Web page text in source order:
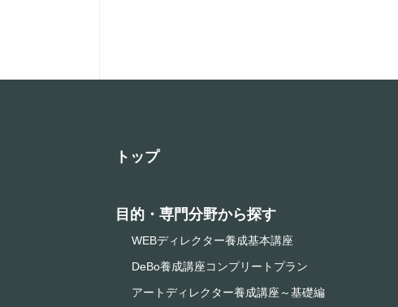
トップ
目的・専門分野から探す
WEBディレクター養成基本講座
DeBo養成講座コンプリートプラン
アートディレクター養成講座～基礎編